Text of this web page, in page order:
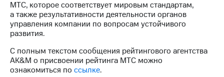
именных
облигаций
Другое
Реквизиты
Контакты
развитие
МТС, которое соответствует мировым стандартам,
а также результативности деятельности органов
управления компании по вопросам устойчивого
развития.
С полным текстом сообщения рейтингового агентства
AK&M о присвоении рейтинга МТС можно
ознакомиться по ссылке.